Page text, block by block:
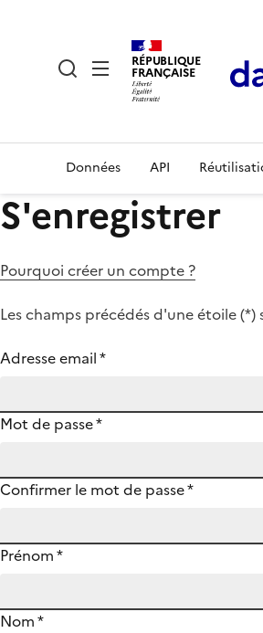
RÉPUBLIQUE
FRANÇAISE
Données API
S'enregistrer
Pourquoi créer un compte ?
Les champs précédés d'une étoile (*)
Adresse email*
Mot de passe*
Confirmer le mot de passe*
Prénom*
Nom*